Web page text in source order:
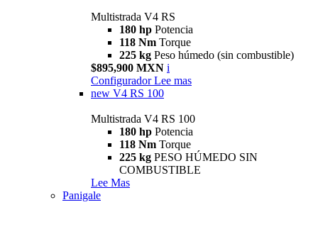
Multistrada V4 RS
180 hp Potencia
118 Nm Torque
225 kg Peso húmedo (sin combustible)
$895,900 MXN i
Configurador Lee mas
new V4 RS 100
Multistrada V4 RS 100
180 hp Potencia
118 Nm Torque
225 kg PESO HÚMEDO SIN
COMBUSTIBLE
Lee Mas
Panigale